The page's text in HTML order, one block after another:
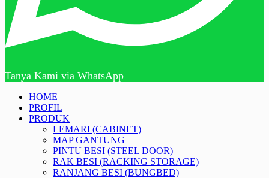
Tanya Kami via WhatsApp
HOME
PROFIL
PRODUK
LEMARI (CABINET)
MAP GANTUNG
PINTU BESI (STEEL DOOR)
RAK BESI (RACKING STORAGE)
RANJANG BESI (BUNGBED)